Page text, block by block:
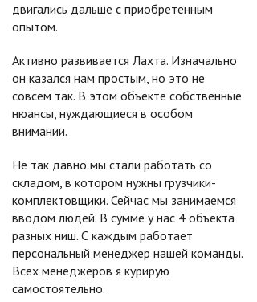
двигались дальше с приобретенным
опытом.
Активно развивается Лахта. Изначально
он казался нам простым, но это не
совсем так. В этом объекте собственные
нюансы, нуждающиеся в особом
внимании.
Не так давно мы стали работать со
складом, в котором нужны грузчики-
комплектовщики. Сейчас мы занимаемся
вводом людей. В сумме у нас 4 объекта
разных ниш. С каждым работает
персональный менеджер нашей команды.
Всех менеджеров я курирую
самостоятельно.